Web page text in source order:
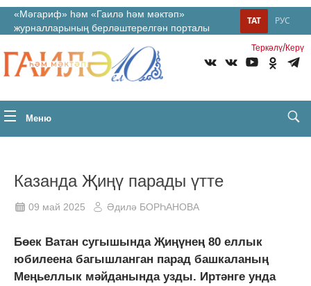
«Мәгариф» һәм «Гаилә һәм мәктәп»
журналларының берләштерелгән порталы
РУС
ТАТ
Теркəлү/Керү
Меню
Казанда Җиңү парады үтте
09 май 2025 Әдилә БОРҺАНОВА
Бөек Ватан сугышында Җиңүнең 80 еллык
юбилеена багышланган парад башкаланың
Меңьеллык мәйданында узды. Иртәнге унда